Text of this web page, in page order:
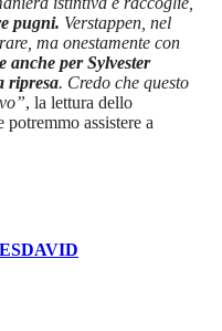
pugni. Verstappen, nel
ma onestamente con
anche per Sylvester
ripresa. Credo che questo
, la lettura dello
potremmo assistere a
DAVID